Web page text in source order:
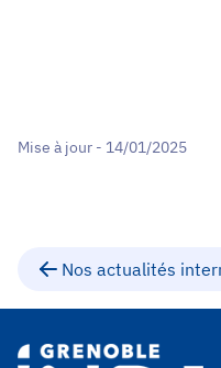
Mise à jour - 14/01/2025
Nos actualités